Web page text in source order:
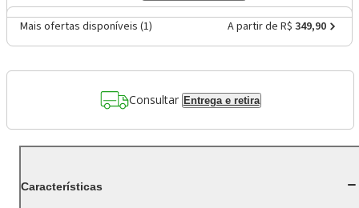
Mais ofertas disponíveis (1) A partir de R$ 349,90
Consultar Entrega e retira
Características